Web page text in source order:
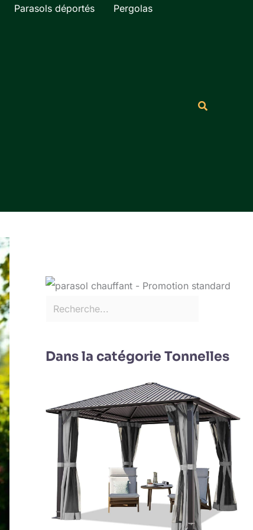
Parasols déportés
Pergolas
Rechercher
Dans la catégorie Tonnelles